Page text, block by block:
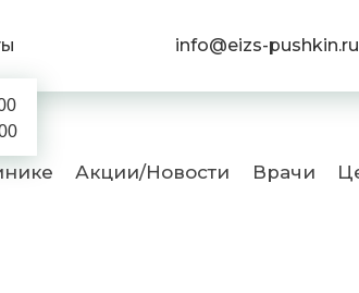
info@eizs-pushkin.ru
Акции/Новости Врачи